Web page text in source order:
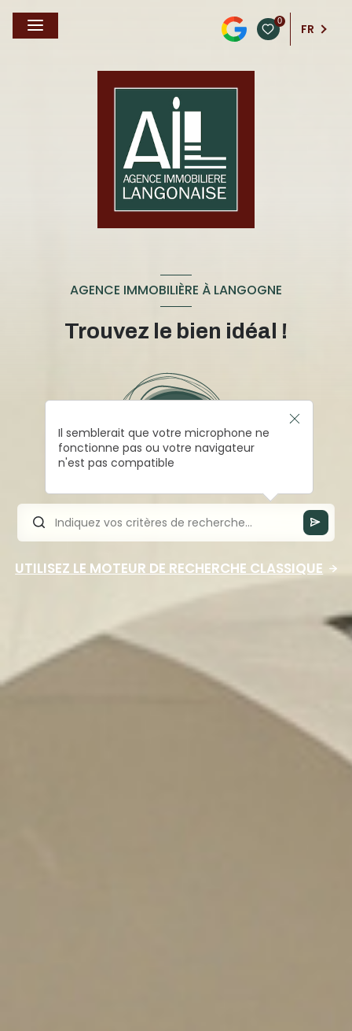
0
FR
AGENCE IMMOBILIÈRE À LANGOGNE
Trouvez le bien idéal !
Il semblerait que votre microphone ne
fonctionne pas ou votre navigateur
n'est pas compatible
UTILISEZ LE MOTEUR DE RECHERCHE CLASSIQUE